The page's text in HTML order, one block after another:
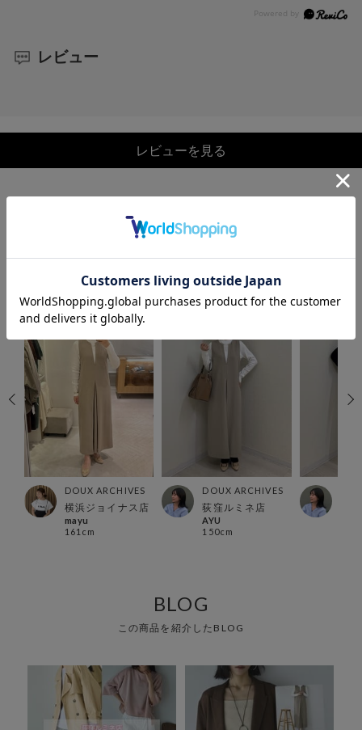
レビュー
レビューを見る
COORDINATE
DOUX ARCHIVES
横浜ジョイナス店
mayu
161cm
DOUX ARCHIVES
荻窪ルミネ店
AYU
150cm
BLOG
この商品を紹介したBLOG